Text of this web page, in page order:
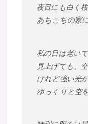
夜目にも白く
あちこちの家
私の目は老い
見上げても、
けれど強い光
ゆっくりと空